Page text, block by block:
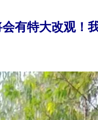
有特大改观！